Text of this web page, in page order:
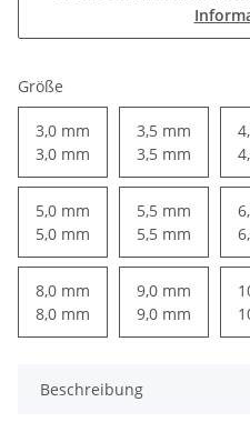
Größe
3,0 mm
3,0 mm
3,5 mm
3,5 mm
5,0 mm
5,0 mm
5,5 mm
5,5 mm
8,0 mm
8,0 mm
9,0 mm
9,0 mm
Beschreibung